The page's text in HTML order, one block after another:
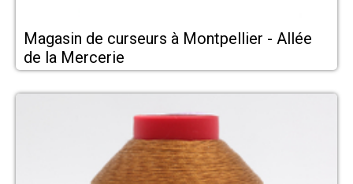
Magasin de curseurs à Montpellier - Allée
de la Mercerie